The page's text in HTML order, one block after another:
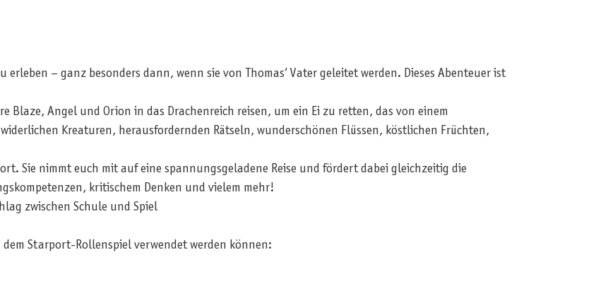
– ganz besonders dann, wenn sie von Thomas‘ Vater geleitet werden. Dieses Abenteuer ist
Blaze, Angel und Orion in das Drachenreich reisen, um ein Ei zu retten, das von einem
Kreaturen, herausfordernden Rätseln, wunderschönen Flüssen, köstlichen Früchten,
Sie nimmt euch mit auf eine spannungsgeladene Reise und fördert dabei gleichzeitig die
kritischem Denken und vielem mehr!
zwischen Schule und Spiel
Starport-Rollenspiel verwendet werden können: